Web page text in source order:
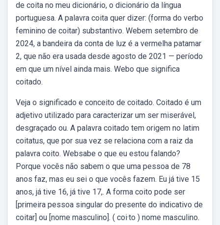
de coita no meu dicionário, o dicionário da língua
portuguesa. A palavra coita quer dizer: (forma do verbo
feminino de coitar) substantivo. Webem setembro de
2024, a bandeira da conta de luz é a vermelha patamar
2, que não era usada desde agosto de 2021 — período
em que um nível ainda mais. Webo que significa
coitado.
Veja o significado e conceito de coitado. Coitado é um
adjetivo utilizado para caracterizar um ser miserável,
desgraçado ou. A palavra coitado tem origem no latim
coitatus, que por sua vez se relaciona com a raiz da
palavra coito. Websabe o que eu estou falando?
Porque vocês não sabem o que uma pessoa de 78
anos faz, mas eu sei o que vocês fazem. Eu já tive 15
anos, já tive 16, já tive 17,. A forma coito pode ser
[primeira pessoa singular do presente do indicativo de
coitar] ou [nome masculino]. ( coi·to ) nome masculino.